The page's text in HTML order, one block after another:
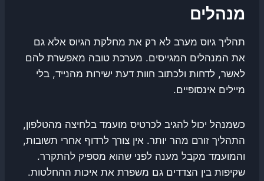
מנהלים
תהליך גיוס מערב לא רק את מחלקת הגיוס אלא גם
את המנהלים המגייסים. מערכת טובה מאפשרת להם
לאשר, לדחות ולכתוב חוות דעת ישירות מהנייד, בלי
מיילים אינסופיים.
כשמנהל יכול להגיב לכרטיס מועמד בלחיצה מהטלפון,
התהליך זורם מהר יותר. אין צורך לרדוף אחרי תשובות,
והמועמד מקבל מענה לפני שהוא מספיק להתקרר.
שקיפות בין הצדדים גם משפרת את איכות ההחלטות.